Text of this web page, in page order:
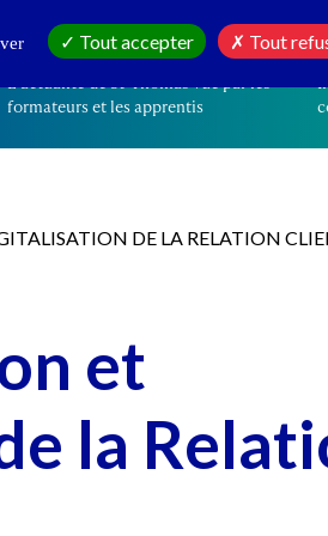
EN CE MOMENT
L’actualité de St-Thomas vue par les
formateurs et les apprentis
DE LA RELATION
et
la
Tout accepter Tout